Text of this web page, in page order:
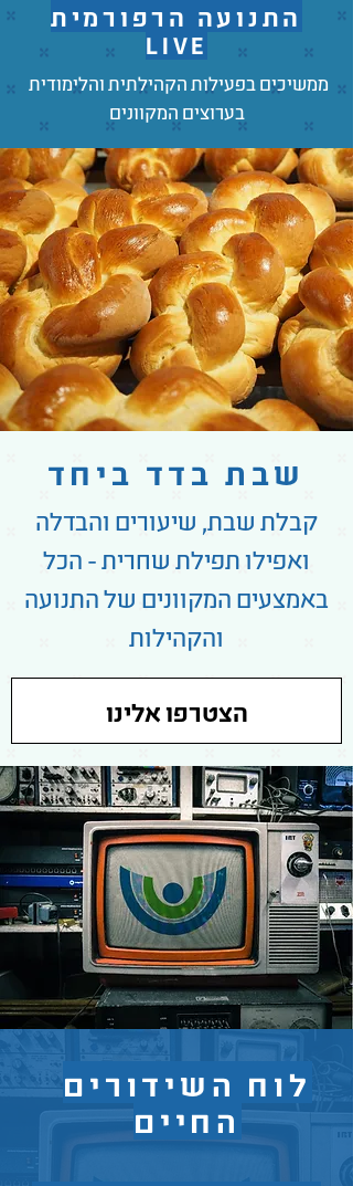
התנועה הרפורמית
LIVE
ממשיכים בפעילות הקהילתית והלימודית
בערוצים המקוונים
שבת בדד ביחד
קבלת שבת, שיעורים והבדלה
ואפילו תפילת שחרית - הכל
באמצעים המקוונים של התנועה
והקהילות
הצטרפו אלינו
לוח השידורים
החיים